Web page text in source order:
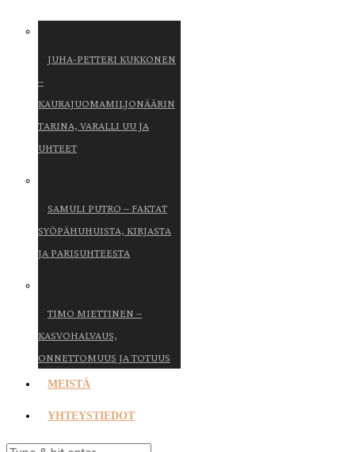
JUHA-PETTERI KUKKONEN
–
KAURAJUOMAMILJONÄÄRIN
TARINA, VARALLI UU JA
UHTEET
SAMULI PUTRO – FAKTAT
SYÖPÄHUHUISTA, KIRJASTA
JA PARISUHTEESTA
TIMO MIETTINEN –
KASVOHALVAUS,
ONNETTOMUUS JA TOTUUS
MEISTÄ
YHTEYSTIEDOT